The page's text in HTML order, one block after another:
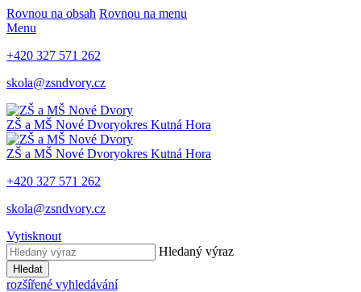
Rovnou na obsah Rovnou na menu
Menu
+420 327 571 262
skola@zsndvory.cz
ZŠ a MŠ Nové Dvoryokres Kutná Hora
ZŠ a MŠ Nové Dvoryokres Kutná Hora
+420 327 571 262
skola@zsndvory.cz
Vytisknout
Hledaný výraz
Hledat
rozšířené vyhledávání